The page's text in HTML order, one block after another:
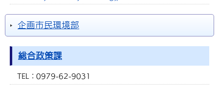
企画市民環境部
総合政策課
TEL： 0979-62-9031